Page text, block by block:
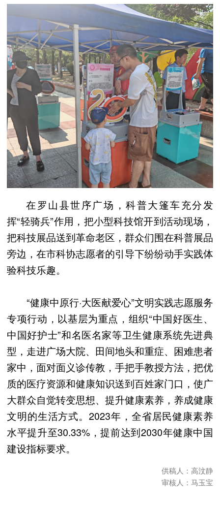
在罗山县世序广场，科普大篷车充分发
挥“轻骑兵”作用，把小型科技馆开到活动现场，
把科技展品送到革命老区，群众们围在科普展品
旁边，在市科协志愿者的引导下纷纷动手实践体
验科技乐趣。
“健康中原行·大医献爱心”文明实践志愿服务
专项行动，以基层为重点，组织“中国好医生、
中国好护士”和名医名家等卫生健康系统先进典
型，走进广场大院、田间地头和重症、困难患者
家中，面对面义诊传教，手把手教授方法，把优
质的医疗资源和健康知识送到百姓家门口，使广
大群众自觉转变思想、提升健康素养，养成健康
文明的生活方式。2023年，全省居民健康素养
水平提升至30.33%，提前达到2030年健康中国
建设指标要求。
供稿人：高汶静
审核人：马玉宝